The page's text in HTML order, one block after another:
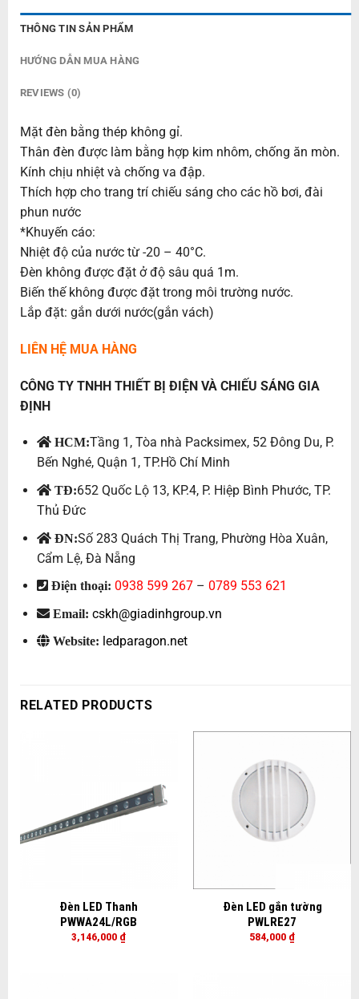
THÔNG TIN SẢN PHẨM
HƯỚNG DẪN MUA HÀNG
REVIEWS (0)
Mặt đèn bằng thép không gỉ.
Thân đèn được làm bằng hợp kim nhôm, chống ăn mòn.
Kính chịu nhiệt và chống va đập.
Thích hợp cho trang trí chiếu sáng cho các hồ bơi, đài
phun nước
*Khuyến cáo:
Nhiệt độ của nước từ -20 – 40°C.
Đèn không được đặt ở độ sâu quá 1m.
Biến thế không được đặt trong môi trường nước.
Lắp đặt: gắn dưới nước(gắn vách)
LIÊN HỆ MUA HÀNG
CÔNG TY TNHH THIẾT BỊ ĐIỆN VÀ CHIẾU SÁNG GIA
ĐỊNH
HCM:Tầng 1, Tòa nhà Packsimex, 52 Đông Du, P.
Bến Nghé, Quận 1, TP.Hồ Chí Minh
TĐ:652 Quốc Lộ 13, KP.4, P. Hiệp Bình Phước, TP.
Thủ Đức
ĐN:Số 283 Quách Thị Trang, Phường Hòa Xuân,
Cẩm Lệ, Đà Nẵng
Điện thoại: 0938 599 267– 0789 553 621
Email: cskh@giadinhgroup.vn
Website: ledparagon.net
RELATED PRODUCTS
Đèn LED Thanh
PWWA24L/RGB
3,146,000 ₫
Đèn LED gắn tường
PWLRE27
584,000 ₫